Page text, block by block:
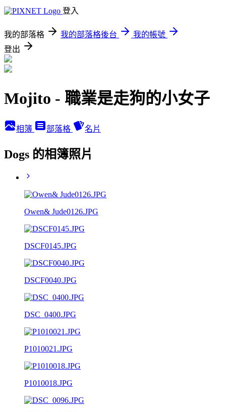
登入
我的部落格 我的部落格後台
我的帳號
登出
Mojito - 職業是走狗的小女子
相簿 部落格 名片
Dogs 的相簿照片
Owen& Jude0126.JPG
DSCF0145.JPG
DSCF0040.JPG
DSC_0400.JPG
P1010021.JPG
P1010018.JPG